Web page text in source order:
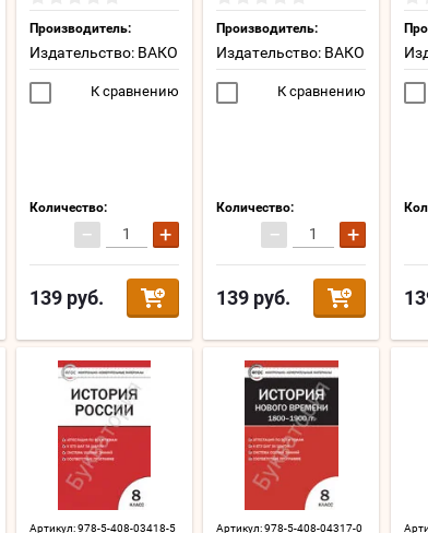
Производитель:
Издательство: ВАКО
К сравнению
Количество:
− +
139руб.
Производитель:
Издательство: ВАКО
К сравнению
Количество:
− +
139 руб.
Артикул:978-5-408-03418-5 Артикул:978-5-408-04317-0